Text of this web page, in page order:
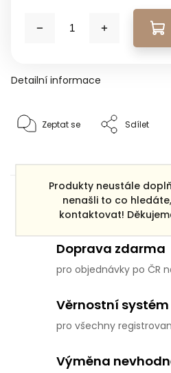
Produkty neustále
nenašli to co
kontaktovat!
Detailní informace
Zeptat se Sdílet
Dárek zdarma
ke každé objednávce
Doprava zdarma
pro objednávky po ČR
Věrnostní systém
pro všechny
Výměna